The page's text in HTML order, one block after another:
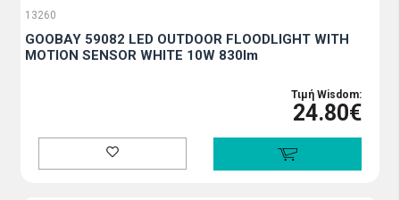
13260
GOOBAY 59082 LED OUTDOOR FLOODLIGHT WITH
MOTION SENSOR WHITE 10W 830lm
Τιμή Wisdom:
24.80€